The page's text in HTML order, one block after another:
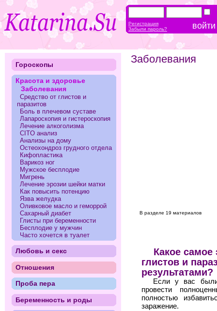
Заболевания
В разделе 19 материалов
Какое
глистов и
результатами?
Если у вас были
провести
полностью
заражение.
Гороскопы
Красота и здоровье
Заболевания
Средство от глистов и
паразитов
Боль в плечевом суставе
Лапароскопия и гистероскопия
Лечение алкоголизма
CITO анализ
Анализы на дому
Остеохондроз грудного отдела
Кифопластика
Варикоз ног
Мужское бесплодие
Мигрень
Лечение эрозии шейки матки
Как повысить потенцию
Язва желудка
Оливковое масло и геморрой
Сахарный диабет
Глисты при беременности
Бесплодие у мужчин
Часто хочется в туалет
Любовь и секс
Отношения
Проба пера
Беременность и роды
Регистрация
Забыли пароль?